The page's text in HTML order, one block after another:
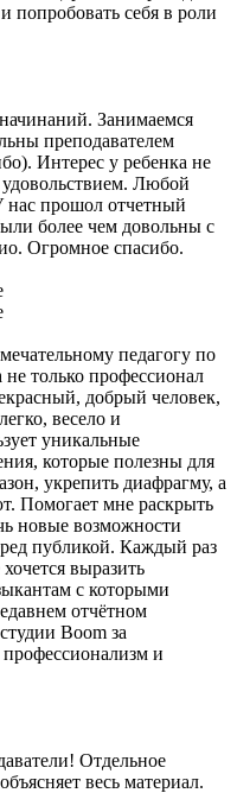
попробовать себя в роли
Занимаемся
преподавателем
Интерес у ребенка не
Любой
нас прошол отчетный
более чем довольны с
Огромное спасибо.
педагогу по
только профессионал
добрый человек,
весело и
уникальные
которые полезны для
укрепить диафрагму, а
Помогает мне раскрыть
новые возможности
публикой. Каждый раз
выразить
с которыми
отчётном
Boom за
и
Отдельное
весь материал.